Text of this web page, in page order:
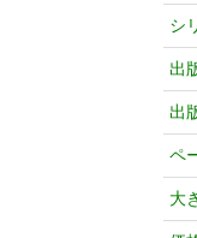
シ
出
出
ペ
大